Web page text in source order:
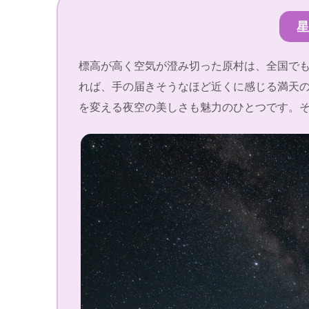
標高が高く空気が澄み切った原村は、全国で
れば、手の届きそうなほど近くに感じる満天
を変える夜空の美しさも魅力のひとつです。